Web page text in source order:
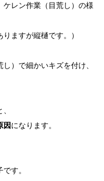
ケレン作業（目荒し） の様
りますが縦樋です。）
） で細かいキズを付け、
因になります。
す。